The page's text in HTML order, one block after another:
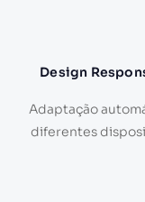
Design
Adaptação
diferentes